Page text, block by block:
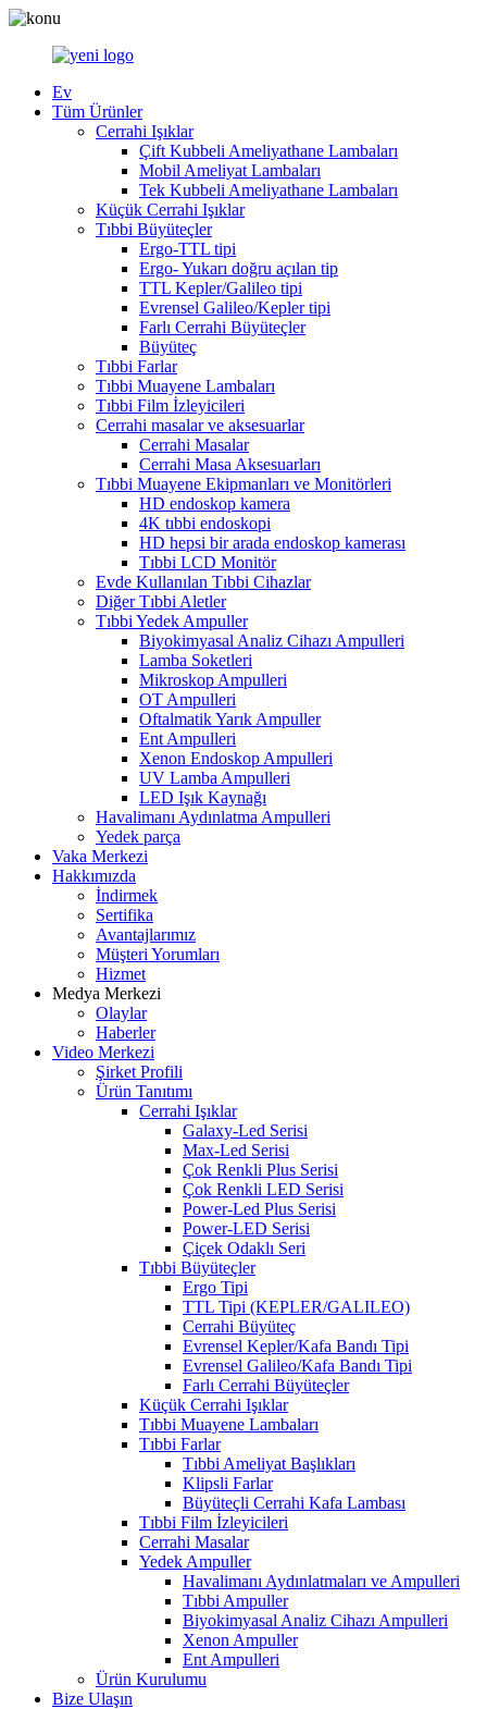
Ev
Tüm Ürünler
Cerrahi Işıklar
Çift Kubbeli Ameliyathane Lambaları
Mobil Ameliyat Lambaları
Tek Kubbeli Ameliyathane Lambaları
Küçük Cerrahi Işıklar
Tıbbi Büyüteçler
Ergo-TTL tipi
Ergo- Yukarı doğru açılan tip
TTL Kepler/Galileo tipi
Evrensel Galileo/Kepler tipi
Farlı Cerrahi Büyüteçler
Büyüteç
Tıbbi Farlar
Tıbbi Muayene Lambaları
Tıbbi Film İzleyicileri
Cerrahi masalar ve aksesuarlar
Cerrahi Masalar
Cerrahi Masa Aksesuarları
Tıbbi Muayene Ekipmanları ve Monitörleri
HD endoskop kamera
4K tıbbi endoskopi
HD hepsi bir arada endoskop kamerası
Tıbbi LCD Monitör
Evde Kullanılan Tıbbi Cihazlar
Diğer Tıbbi Aletler
Tıbbi Yedek Ampuller
Biyokimyasal Analiz Cihazı Ampulleri
Lamba Soketleri
Mikroskop Ampulleri
OT Ampulleri
Oftalmatik Yarık Ampuller
Ent Ampulleri
Xenon Endoskop Ampulleri
UV Lamba Ampulleri
LED Işık Kaynağı
Havalimanı Aydınlatma Ampulleri
Yedek parça
Vaka Merkezi
Hakkımızda
İndirmek
Sertifika
Avantajlarımız
Müşteri Yorumları
Hizmet
Medya Merkezi
Olaylar
Haberler
Video Merkezi
Şirket Profili
Ürün Tanıtımı
Cerrahi Işıklar
Galaxy-Led Serisi
Max-Led Serisi
Çok Renkli Plus Serisi
Çok Renkli LED Serisi
Power-Led Plus Serisi
Power-LED Serisi
Çiçek Odaklı Seri
Tıbbi Büyüteçler
Ergo Tipi
TTL Tipi (KEPLER/GALILEO)
Cerrahi Büyüteç
Evrensel Kepler/Kafa Bandı Tipi
Evrensel Galileo/Kafa Bandı Tipi
Farlı Cerrahi Büyüteçler
Küçük Cerrahi Işıklar
Tıbbi Muayene Lambaları
Tıbbi Farlar
Tıbbi Ameliyat Başlıkları
Klipsli Farlar
Büyüteçli Cerrahi Kafa Lambası
Tıbbi Film İzleyicileri
Cerrahi Masalar
Yedek Ampuller
Havalimanı Aydınlatmaları ve Ampulleri
Tıbbi Ampuller
Biyokimyasal Analiz Cihazı Ampulleri
Xenon Ampuller
Ent Ampulleri
Ürün Kurulumu
Bize Ulaşın